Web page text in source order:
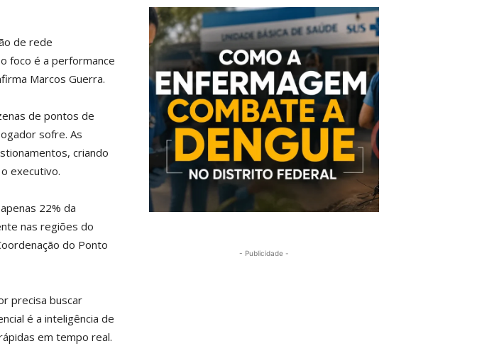
de rede
foco é a performance
Marcos Guerra.
de pontos de
sofre. As
criando
executivo.
22% da
nas regiões do
do Ponto
precisa buscar
é a inteligência de
em tempo real.
- Publicidade -